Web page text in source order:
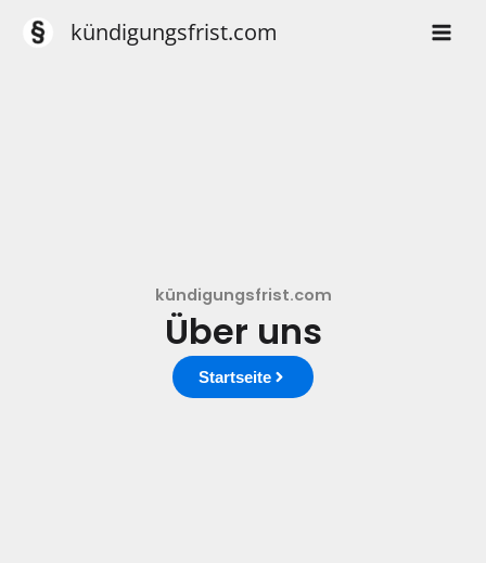
Inhalt
kündigungsfrist.com
kündigungsfrist.com
Über uns
Startseite